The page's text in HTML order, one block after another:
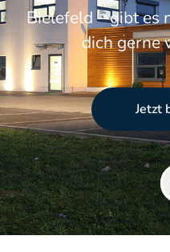
Bielefeld – gibt es
dich gerne
Jetzt